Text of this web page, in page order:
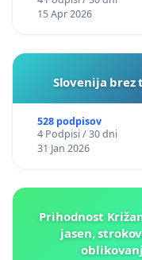
15 Apr 2026
Slovenija brez
528 podpisov
4 Podpisi / 30 dni
31 Jan 2026
Prihodnost
jasen,